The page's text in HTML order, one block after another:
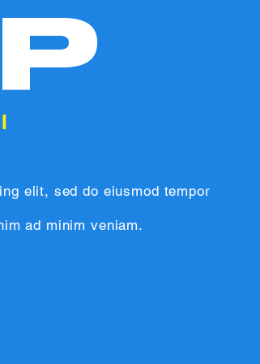
elit, sed do eiusmod tempor
ad minim veniam.